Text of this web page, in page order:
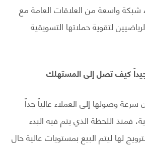
شبكة واسعة من العلاقات العامة مع
لتقوية حملاتها التسويقية
كيف تصل إلى المستهلك
وصولها إلى العملاء عالياً جداً
فمنذ اللحظة الذي يتم فيه البدء
لها ليتم البيع بمستويات عالية حال